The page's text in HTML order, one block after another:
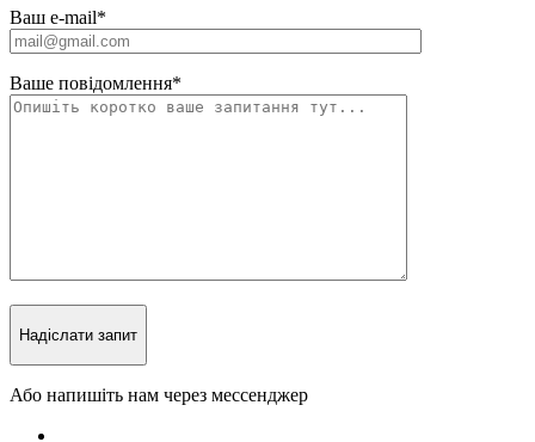
Ваш e-mail*
Ваше повідомлення*
Надіслати запит
Або напишіть нам через мессенджер